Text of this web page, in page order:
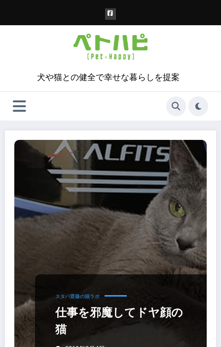
犬や猫との健全で幸せな暮らしを提案
スタパ齋藤の猫ラボ
仕事を邪魔してドヤ顔の
猫